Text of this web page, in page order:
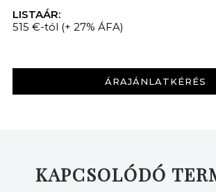
LISTAÁR:
515 €-tól (+ 27% ÁFA)
ÁRAJÁNLATKÉRÉS
KAPCSOLÓDÓ